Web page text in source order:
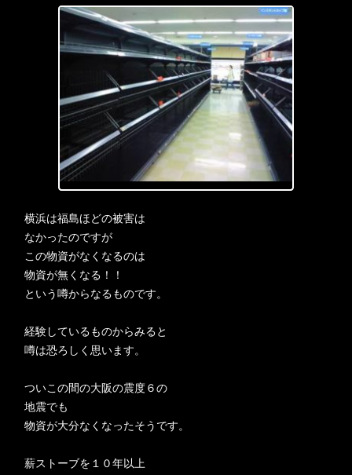
横浜は福島ほどの被害は
なかったのですが
この物資がなくなるのは
物資が無くなる！！
という噂からなるものです。
経験しているものからみると
噂は恐ろしく思います。
ついこの間の大阪の震度６の
地震でも
物資が大分なくなったそうです。
薪ストーブを１０年以上